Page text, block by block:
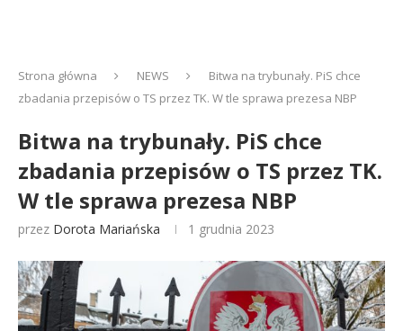
Strona główna NEWS
Bitwa na trybunały. PiS chce
zbadania przepisów o TS przez TK. W tle sprawa prezesa NBP
Bitwa na trybunały. PiS chce
zbadania przepisów o TS przez TK.
W tle sprawa prezesa NBP
przez Dorota Mariańska 1 grudnia 2023